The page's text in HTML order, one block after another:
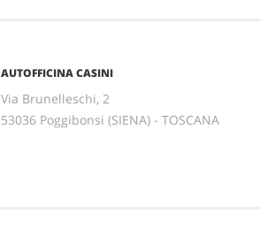
AUTOFFICINA CASINI
Via Brunelleschi, 2
53036 Poggibonsi (SIENA) - TOSCANA